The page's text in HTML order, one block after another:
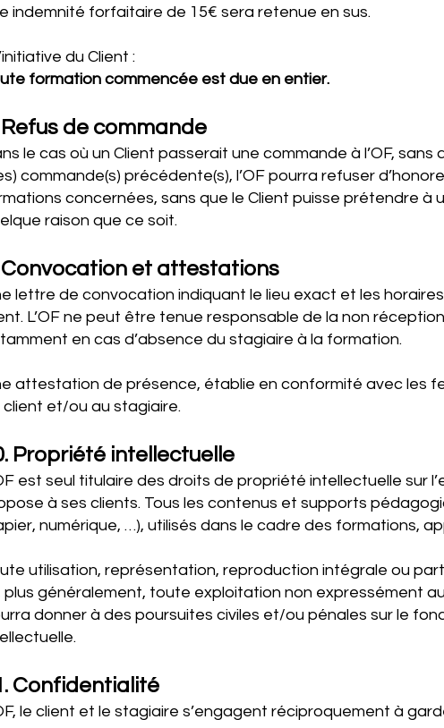
indemnité forfaitaire de 15€ sera retenue en sus.
du Client :
formation commencée est due en entier.
Refus de commande
le cas où un Client passerait une commande à l’OF,
commande(s) précédente(s), l’OF pourra refuser
concernées, sans que le Client puisse prétendre à
raison que ce soit.
Convocation et attestations
lettre de convocation indiquant le lieu exact et les
L’OF ne peut être tenue responsable de la non
en cas d’absence du stagiaire à la formation.
attestation de présence, établie en conformité avec les
client et/ou au stagiaire.
Propriété intellectuelle
est seul titulaire des droits de propriété intellectuelle sur
à ses clients. Tous les contenus et supports
numérique, …), utilisés dans le cadre des formations,
utilisation, représentation, reproduction intégrale ou
plus généralement, toute exploitation non expressément
donner à des poursuites civiles et/ou pénales sur le
Confidentialité
le client et le stagiaire s’engagent réciproquement à